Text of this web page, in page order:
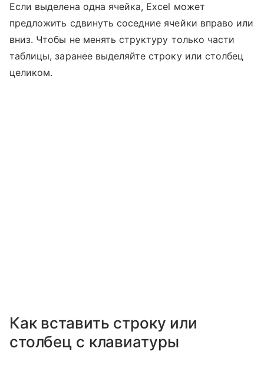
Если выделена одна ячейка, Excel может
предложить сдвинуть соседние ячейки вправо или
вниз. Чтобы не менять структуру только части
таблицы, заранее выделяйте строку или столбец
целиком.
Как вставить строку или
столбец с клавиатуры